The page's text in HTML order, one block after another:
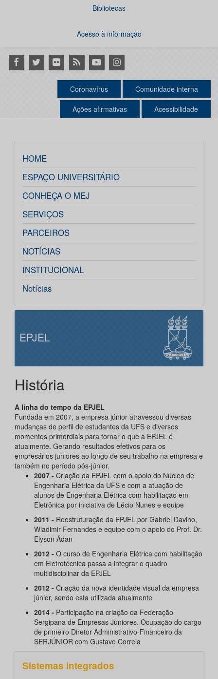
Bibliotecas
Acesso à informação
Facebook
Twitter Flickr RSS YoutubeInstagram
Coronavírus Comunidade interna
Ações afirmativas Acessibilidade
HOME
ESPAÇO UNIVERSITÁRIO
CONHEÇA O MEJ
SERVIÇOS
PARCEIROS
NOTÍCIAS
INSTITUCIONAL
Notícias
EPJEL
História
A linha do tempo da EPJEL
Fundada em 2007, a empresa júnior atravessou diversas
mudanças de perfil de estudantes da UFS e diversos
momentos primordiais para tornar o que a EPJEL é
atualmente. Gerando resultados efetivos para os
empresários juniores ao longo de seu trabalho na empresa e
também no período pós-júnior.
2007 - Criação da EPJEL com o apoio do Núcleo de
Engenharia Elétrica da UFS e com a atuação de
alunos de Engenharia Elétrica com habilitação em
Eletrônica por iniciativa de Lécio Nunes e equipe
2011 - Reestruturação da EPJEL por Gabriel Davino,
Wladimir Fernandes e equipe com o apoio do Prof. Dr.
Elyson Ádan
2012 - O curso de Engenharia Elétrica com habilitação
em Eletrotécnica passa a integrar o quadro
multidisciplinar da EPJEL
2012 - Criação da nova identidade visual da empresa
júnior, sendo esta utilizada atualmente
2014 - Participação na criação da Federação
Sergipana de Empresas Juniores. Ocupação do cargo
de primeiro Diretor Administrativo-Financeiro da
SERJÚNIOR com Gustavo Correia
Sistemas integrados